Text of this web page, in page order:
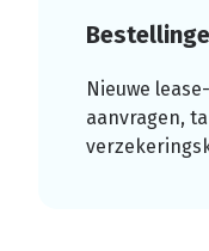
Nieuwe
aanvragen,